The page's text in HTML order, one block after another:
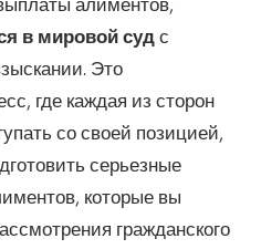
в мировой судс
Это
где каждая из сторон
со своей позицией,
серьезные
которые вы
гражданского